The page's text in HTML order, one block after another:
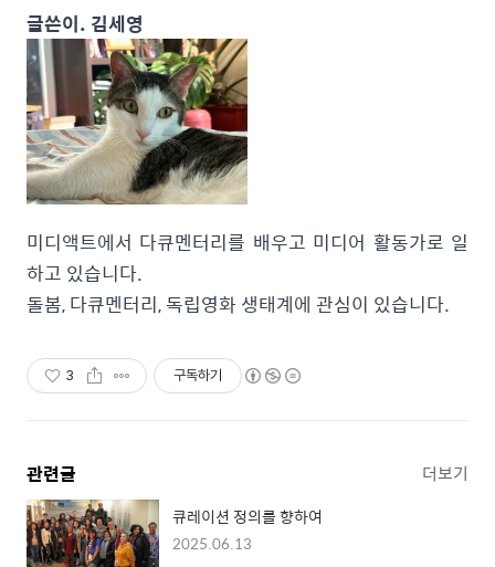
글쓴이. 김세영
미디액트에서 다큐멘터리를 배우고 미디어 활동가로 일
하고 있습니다.
돌봄, 다큐멘터리, 독립영화 생태계에 관심이 있습니다.
3 구독하기
관련글 더보기
큐레이션 정의를 향하여
2025.06.13